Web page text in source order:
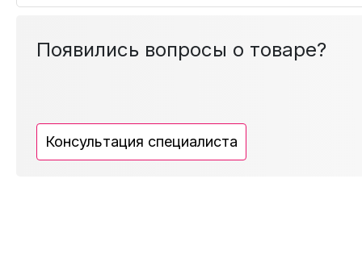
Появились вопросы о товаре?
Консультация специалиста